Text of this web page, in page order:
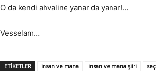
O da kendi ahvaline yanar da yanar!…
Vesselam…
ETIKETLER insan ve mana insan ve mana şiiri